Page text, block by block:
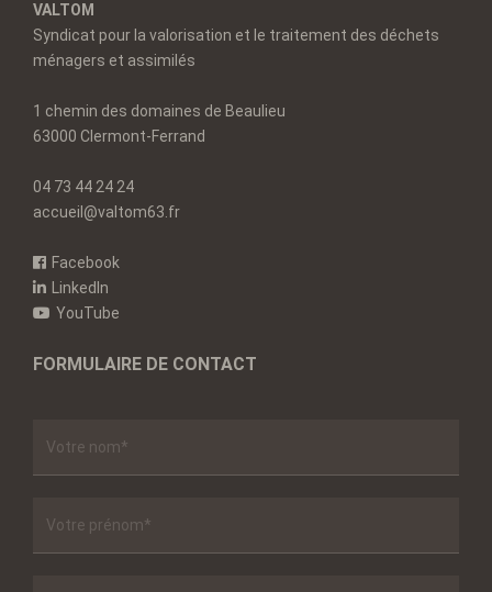
VALTOM
Syndicat pour la valorisation et le traitement des déchets
ménagers et assimilés
1 chemin des domaines de Beaulieu
63000 Clermont-Ferrand
04 73 44 24 24
accueil@valtom63.fr
Facebook
LinkedIn
YouTube
FORMULAIRE DE CONTACT